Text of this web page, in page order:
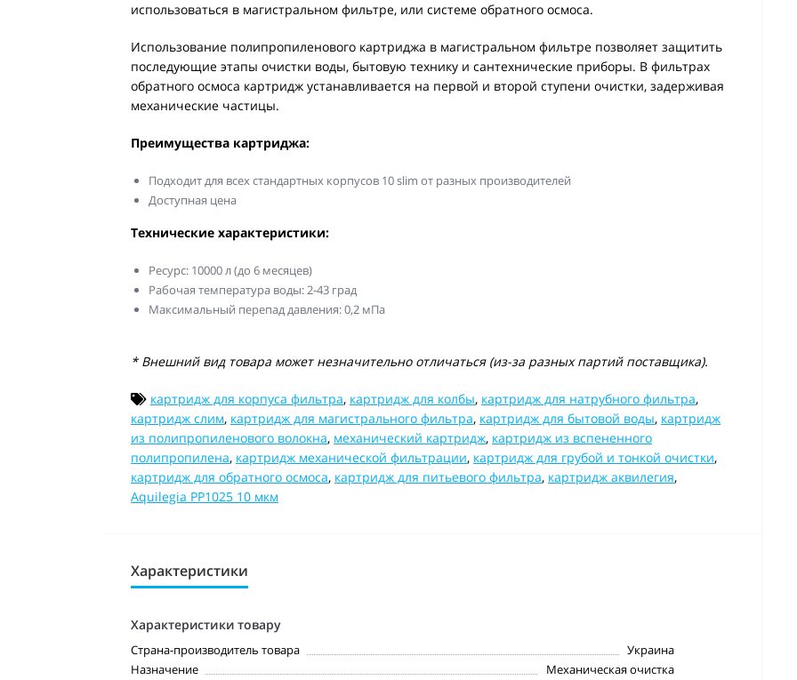
использоваться в магистральном фильтре, или системе обратного осмоса.
Использование полипропиленового картриджа в магистральном фильтре позволяет защитить
последующие этапы очистки воды, бытовую технику и сантехнические приборы. В фильтрах
обратного осмоса картридж устанавливается на первой и второй ступени очистки, задерживая
механические частицы.
Преимущества картриджа:
Подходит для всех стандартных корпусов 10 slim от разных производителей
Доступная цена
Технические характеристики:
Ресурс: 10000 л (до 6 месяцев)
Рабочая температура воды: 2-43 град
Максимальный перепад давления: 0,2 мПа
* Внешний вид товара может незначительно отличаться (из-за разных партий поставщика).
картридж для корпуса фильтра, картридж для колбы, картридж для натрубного фильтра,
картридж слим, картридж для магистрального фильтра, картридж для бытовой воды, картридж
из полипропиленового волокна, механический картридж, картридж из вспененного
полипропилена, картридж механической фильтрации, картридж для грубой и тонкой очистки,
картридж для обратного осмоса, картридж для питьевого фильтра, картридж аквилегия,
Aquilegia PP1025 10 мкм
Характеристики
Характеристики товару
Страна-производитель товара
Украина
Назначение
Механическая очистка